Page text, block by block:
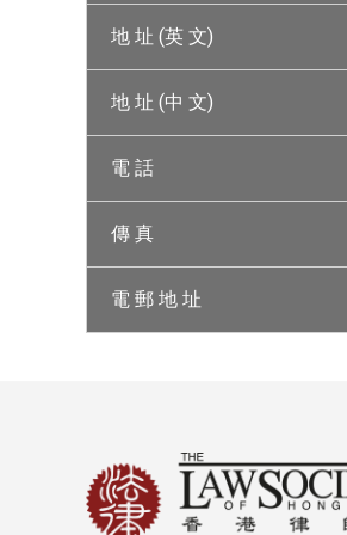
地 址 (英 文)
地 址 (中 文)
電 話
傳 真
電 郵 地 址